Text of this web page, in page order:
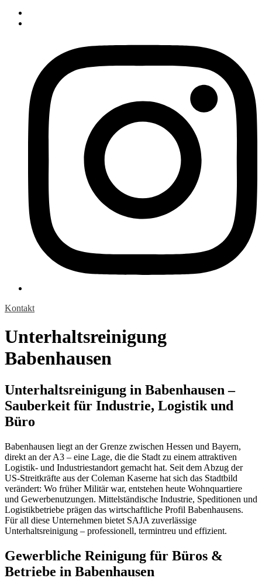
Kontakt
Unterhaltsreinigung
Babenhausen
Unterhaltsreinigung in Babenhausen –
Sauberkeit für Industrie, Logistik und
Büro
Babenhausen liegt an der Grenze zwischen Hessen und Bayern,
direkt an der A3 – eine Lage, die die Stadt zu einem attraktiven
Logistik- und Industriestandort gemacht hat. Seit dem Abzug der
US-Streitkräfte aus der Coleman Kaserne hat sich das Stadtbild
verändert: Wo früher Militär war, entstehen heute Wohnquartiere
und Gewerbenutzungen. Mittelständische Industrie, Speditionen und
Logistikbetriebe prägen das wirtschaftliche Profil Babenhausens.
Für all diese Unternehmen bietet SAJA zuverlässige
Unterhaltsreinigung – professionell, termintreu und effizient.
Gewerbliche Reinigung für Büros &
Betriebe in Babenhausen